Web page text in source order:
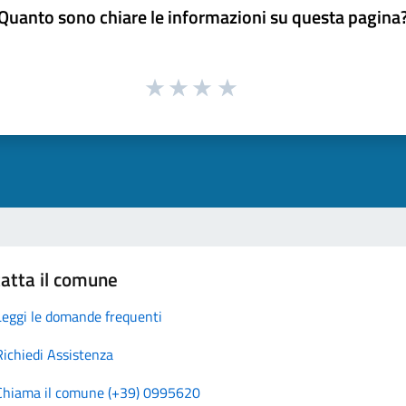
sono chiare le informazioni su questa
il comune
le domande frequenti
Assistenza
il comune (+39) 0995620